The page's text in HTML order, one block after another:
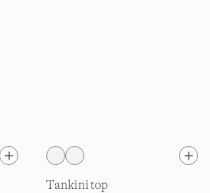
Tankinitop